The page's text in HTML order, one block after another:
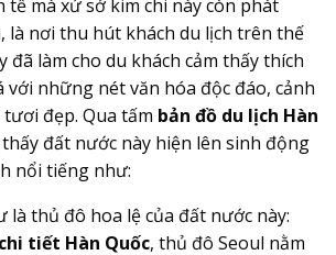
mà xứ sở kim chi này còn phát
là nơi thu hút khách du lịch trên thế
đã làm cho du khách cảm thấy thích
những nét văn hóa độc đáo, cảnh
đẹp. Qua tấm bản đồ du lịch Hàn
đất nước này hiện lên sinh động
nổi tiếng như:
là thủ đô hoa lệ của đất nước này:
tiết Hàn Quốc, thủ đô Seoul nằm